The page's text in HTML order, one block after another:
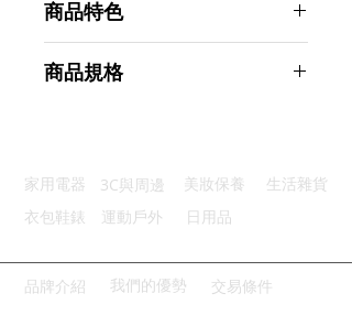
商品特色
經典純色：純色設計幽雅簡潔純粹
商品規格
主要材質：綢緞
商品尺寸：43*43*0.5cm
產地名稱：中國大陸
代理商：亞桓有限公司
家用電器 3C與周邊 美妝保養
生活雜貨
衣包鞋錶
運動戶外 日用品
品牌介紹 我們的優勢 交易條件